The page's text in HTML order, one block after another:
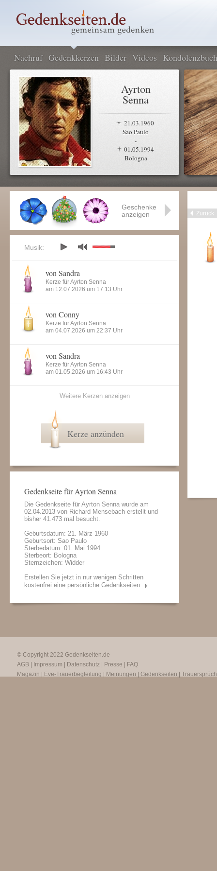
Nachruf Gedenkkerzen Bilder Videos Kondolenzbuch
Ayrton
Senna
21.03.1960
Sao Paulo
-
01.05.1994
Bologna
Zurück
Geschenke
anzeigen
Musik:
von Sandra
Kerze für Ayrton Senna
am 12.07.2026 um 17:13 Uhr
von Conny
Kerze für Ayrton Senna
am 04.07.2026 um 22:37 Uhr
von Sandra
Kerze für Ayrton Senna
am 01.05.2026 um 16:43 Uhr
Weitere Kerzen anzeigen
Kerze anzünden
Gedenkseite für Ayrton Senna
Die Gedenkseite für Ayrton Senna wurde am
02.04.2013 von Richard Mensebach erstellt und
bisher 41.473 mal besucht.
Geburtsdatum: 21. März 1960
Geburtsort: Sao Paulo
Sterbedatum: 01. Mai 1994
Sterbeort: Bologna
Sternzeichen: Widder
Erstellen Sie jetzt in nur wenigen Schritten
kostenfrei eine persönliche Gedenkseiten
© Copyright 2022 Gedenkseiten.de
AGB
Impressum Datenschutz Presse
FAQ
Magazin
Eve-Trauerbegleitung Meinungen Gedenkseiten